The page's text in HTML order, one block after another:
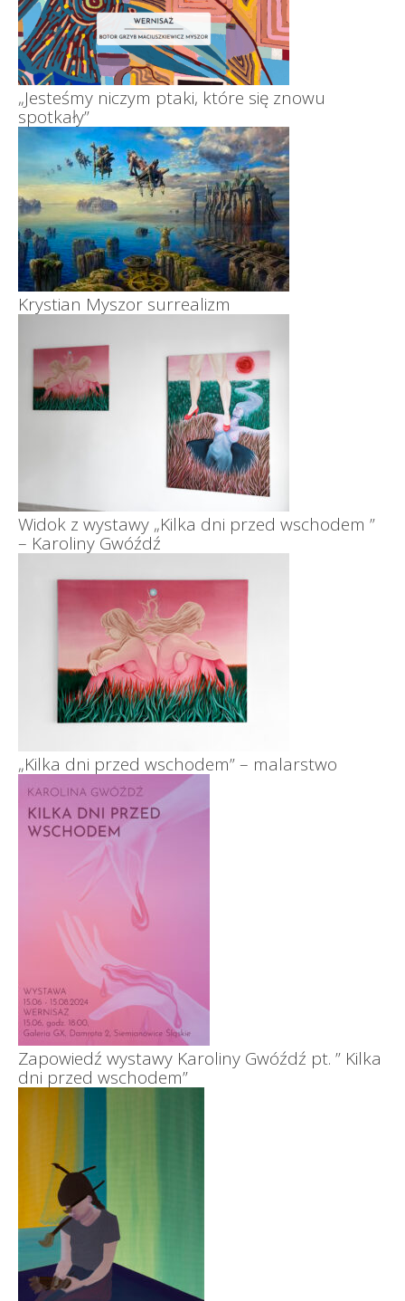
„Jesteśmy niczym ptaki, które się znowu
spotkały”
Krystian Myszor surrealizm
Widok z wystawy „Kilka dni przed wschodem ”
– Karoliny Gwóźdź
„Kilka dni przed wschodem” – malarstwo
Zapowiedź wystawy Karoliny Gwóźdź pt. ” Kilka
dni przed wschodem”